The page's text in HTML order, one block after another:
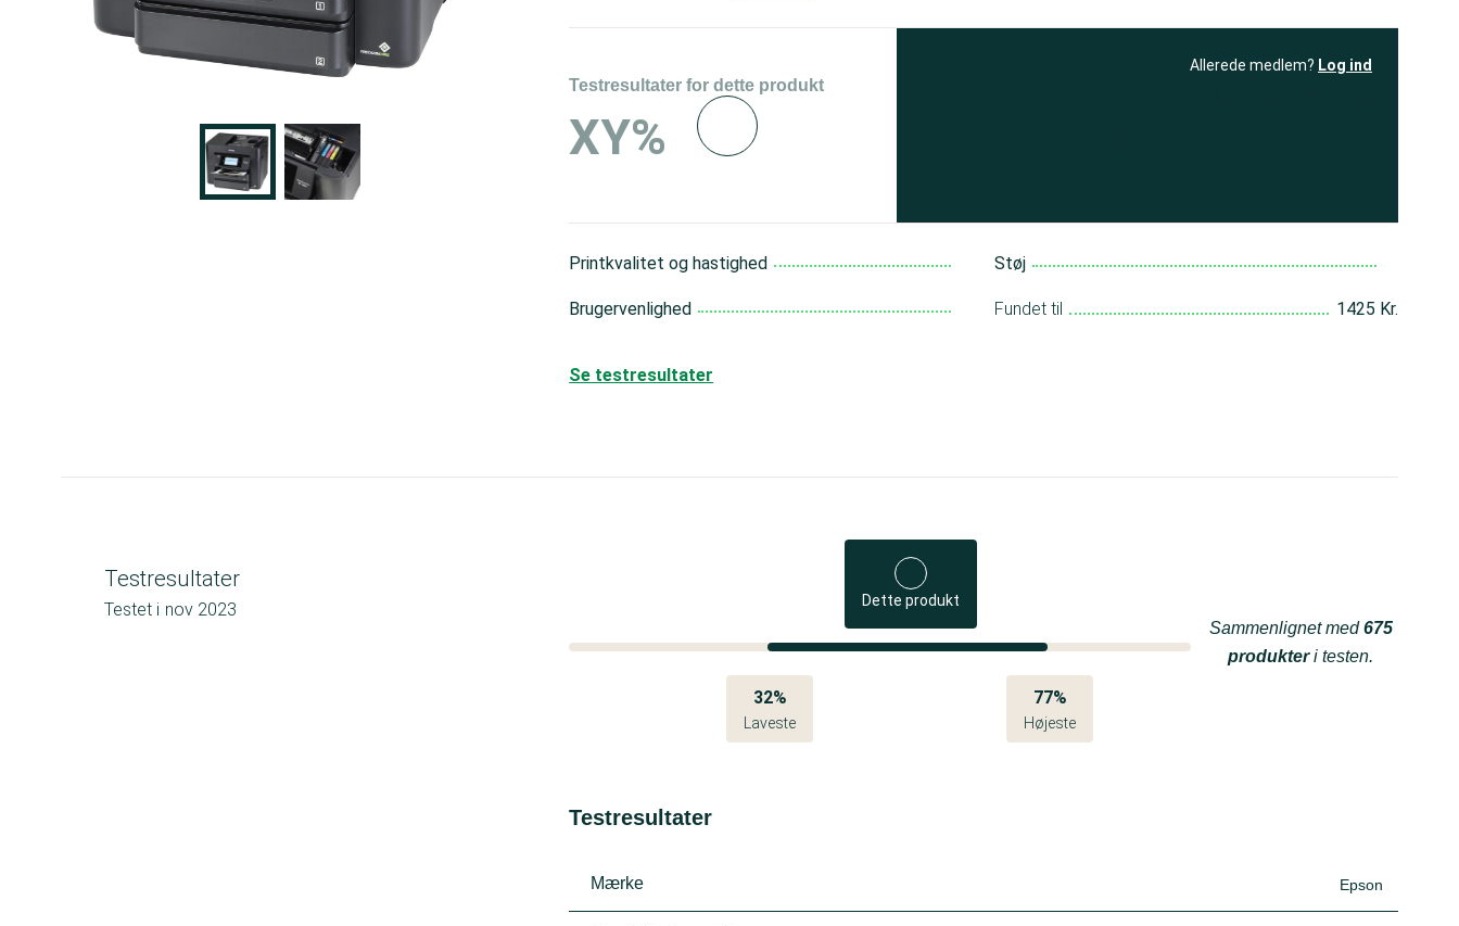
Testresultater for dette produkt
XY%
Allerede medlem? Log ind
Printkvalitet og hastighed
Brugervenlighed
Støj
Fundet til 1425 Kr.
Se testresultater
Testresultater
Testet i nov 2023 Dette produkt
32%
Laveste
77%
Højeste
Sammenlignet med675
produkteri testen.
Testresultater
Mærke Epson